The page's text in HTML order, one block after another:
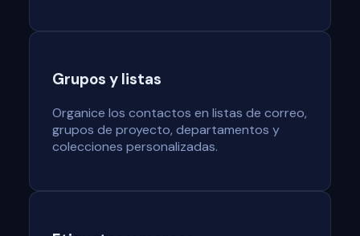
Grupos y listas
Organice los contactos en listas de correo,
grupos de proyecto, departamentos y
colecciones personalizadas.